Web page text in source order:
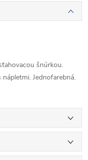
šnúrkou.
Jednofarebná.